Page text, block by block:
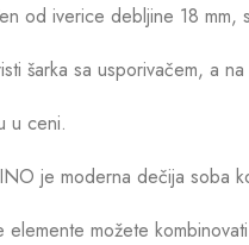
od iverice debljine 18 mm,
šarka sa usporivačem, a
u ceni.
je moderna dečija soba
elemente možete